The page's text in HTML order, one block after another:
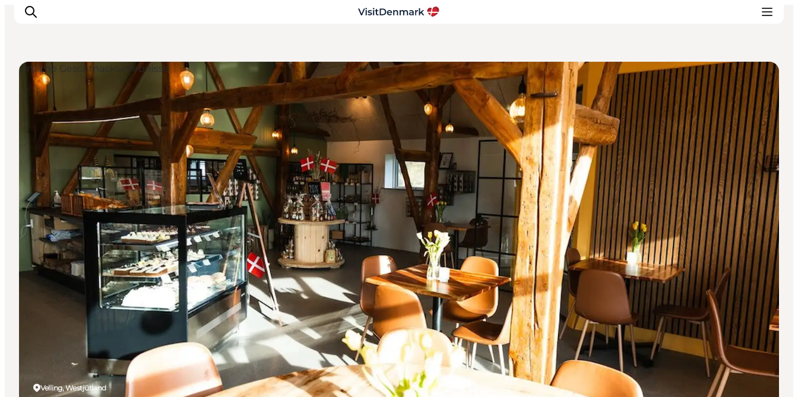
Inspiration
Regionen
Erlebnisse
Unterkünfte
Reiseplanung
Velling, Westjütland
Örtliche Geschmackserlebnisse